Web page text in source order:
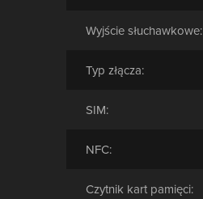
Wyjście słuchawkowe:
Typ złącza:
SIM:
NFC:
Czytnik kart pamięci: